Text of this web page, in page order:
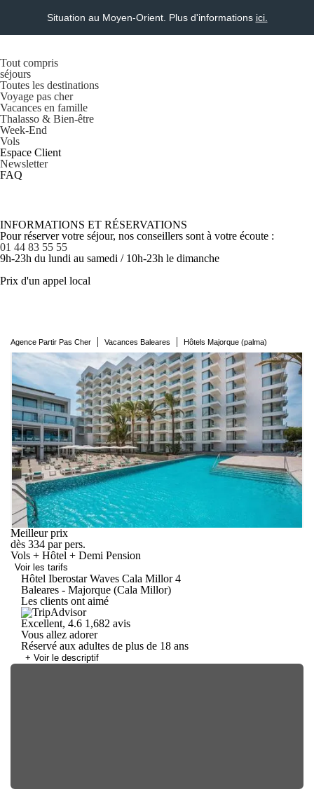
Situation au Moyen-Orient. Plus d'informations ici.
Tout compris
séjours
Toutes les destinations
Voyage pas cher
Vacances en famille
Thalasso & Bien-être
Week-End
Vols
Espace Client
Newsletter
FAQ
INFORMATIONS ET RÉSERVATIONS
Pour réserver votre séjour, nos conseillers sont à votre écoute :
01 44 83 55 55
9h-23h du lundi au samedi / 10h-23h le dimanche
Prix d'un appel local
Agence Partir Pas Cher | Vacances Baleares | Hôtels Majorque (palma)
Meilleur prix
dès 334 par pers.
Vols + Hôtel + Demi Pension
Voir les tarifs
Hôtel Iberostar Waves Cala Millor4
Baleares - Majorque (Cala Millor)
Les clients ont aimé
Excellent, 4.6 1,682 avis
Vous allez adorer
Réservé aux adultes de plus de 18 ans
+ Voir le descriptif